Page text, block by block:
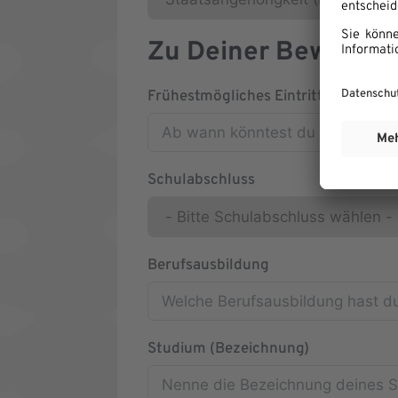
Zu Deiner
Frühestmögliches Eintrittsdatum
Schulabschluss
Berufsausbildung
Studium (Bezeichnung)